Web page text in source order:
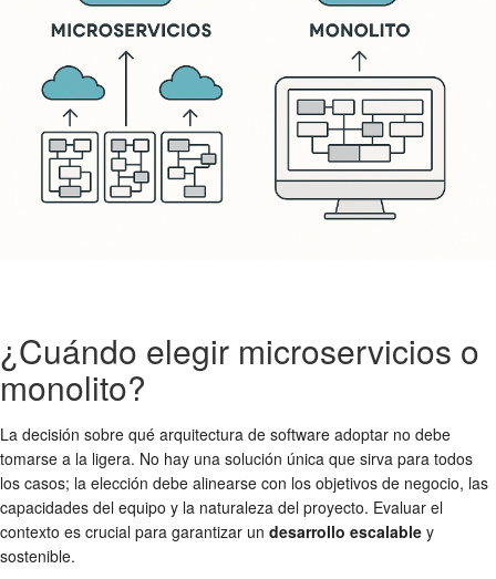
¿Cuándo elegir microservicios o
monolito?
La decisión sobre qué arquitectura de software adoptar no debe
tomarse a la ligera. No hay una solución única que sirva para todos
los casos; la elección debe alinearse con los objetivos de negocio, las
capacidades del equipo y la naturaleza del proyecto. Evaluar el
contexto es crucial para garantizar un desarrollo escalable y
sostenible.